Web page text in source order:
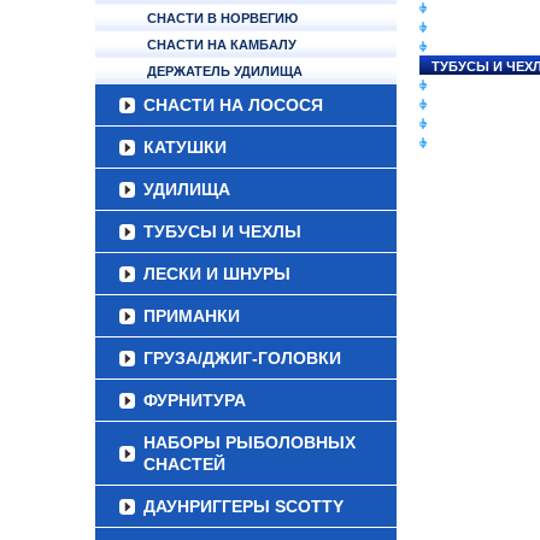
СНАСТИ В НОРВЕГИЮ
СНАСТИ НА КАМБАЛУ
ДЕРЖАТЕЛЬ УДИЛИЩА
СНАСТИ НА ЛОСОСЯ
КАТУШКИ
УДИЛИЩА
ТУБУСЫ И ЧЕХЛЫ
ЛЕСКИ И ШНУРЫ
ПРИМАНКИ
ГРУЗА/ДЖИГ-ГОЛОВКИ
ФУРНИТУРА
НАБОРЫ РЫБОЛОВНЫХ
СНАСТЕЙ
ДАУНРИГГЕРЫ SCOTTY
ТУБУСЫ И